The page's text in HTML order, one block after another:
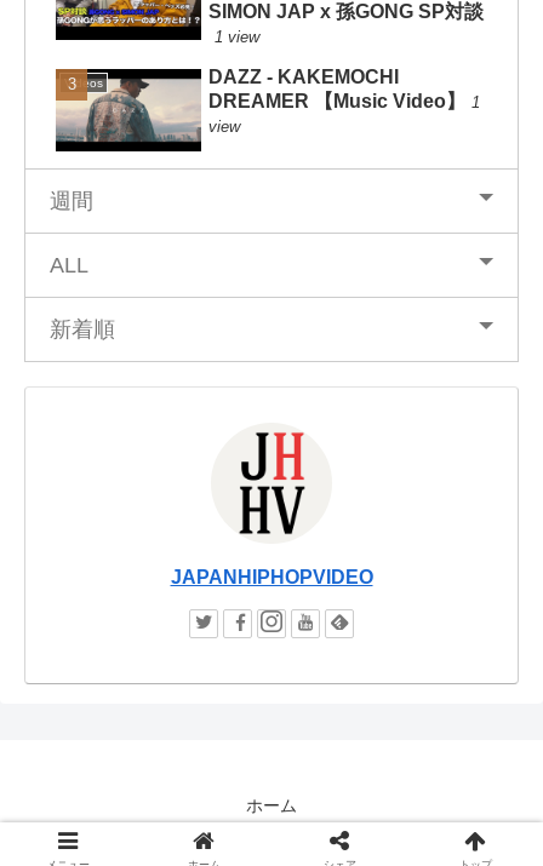
SIMON JAP x 孫GONG SP対談
1 view
Videos
DAZZ - KAKEMOCHI
DREAMER 【Music Video】
1
view
週間
ALL
新着順
JAPANHIPHOPVIDEO
ホーム
© JAPANHIPHOPVIDEO / JHHV.